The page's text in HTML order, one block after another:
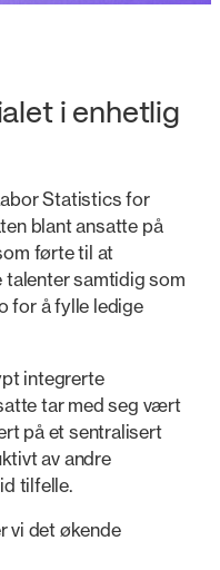
i enhetlig
Statistics for
blant ansatte på
førte til at
samtidig som
for å fylle ledige
integrerte
tar med seg vært
på et sentralisert
av andre
tilfelle.
vi det økende